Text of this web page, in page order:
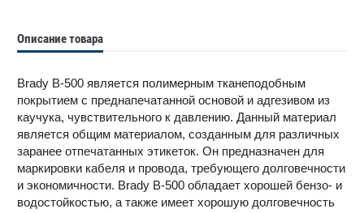
Описание товара
Brady B-500 является полимерным тканеподобным
покрытием с преднапечатанной основой и адгезивом из
каучука, чувствительного к давлению. Данный материал
является общим материалом, созданным для различных
заранее отпечатанных этикеток. Он предназначен для
маркировки кабеля и провода, требующего долговечности
и экономичности. Brady B-500 обладает хорошей бензо- и
водостойкостью, а также имеет хорошую долговечность